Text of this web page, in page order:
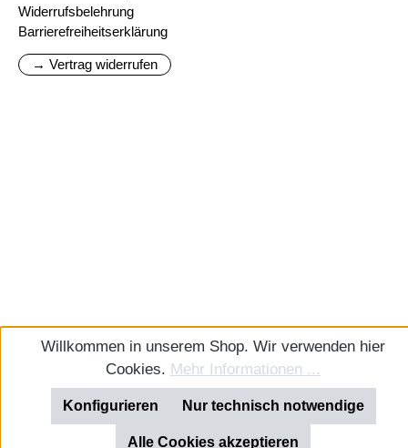
Widerrufsbelehrung
Barrierefreiheitserklärung
→ Vertrag widerrufen
Willkommen in unserem Shop. Wir verwenden hier
Cookies. Mehr Informationen ...
Nur technisch notwendige
Konfigurieren
Alle Cookies akzeptieren